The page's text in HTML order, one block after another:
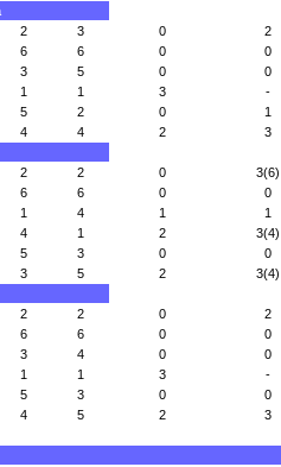
2 3 0
2
6 6 0
0
3 5 0
0
1 1 3
-
5 2 0
1
4 4 2
3
2 2 0
3(6)
6 6 0
0
1 4 1
1
4 1 2
3(4)
5 3 0
0
3 5 2
3(4)
2 2 0
2
6 6 0
0
3 4 0
0
1 1 3
-
5 3 0
0
4 5 2 3